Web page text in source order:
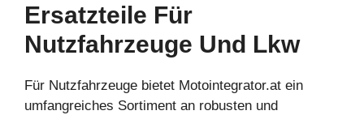
Ersatzteile Für
Nutzfahrzeuge Und Lkw
Für Nutzfahrzeuge bietet Motointegrator.at ein
umfangreiches Sortiment an robusten und